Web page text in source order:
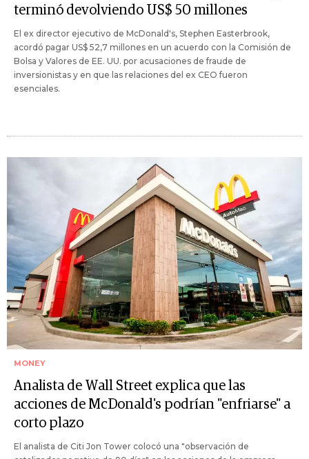
terminó devolviendo US$ 50 millones
El ex director ejecutivo de McDonald's, Stephen Easterbrook,
acordó pagar US$ 52,7 millones en un acuerdo con la Comisión de
Bolsa y Valores de EE. UU. por acusaciones de fraude de
inversionistas y en que las relaciones del ex CEO fueron
esenciales.
MONEY
Analista de Wall Street explica que las
acciones de McDonald's podrían "enfriarse" a
corto plazo
El analista de Citi Jon Tower colocó una "observación de